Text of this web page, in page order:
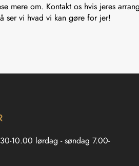
mere om. Kontakt os hvis jeres
ser vi hvad vi kan gøre for jer!
10.00 lørdag - søndag 7.00-